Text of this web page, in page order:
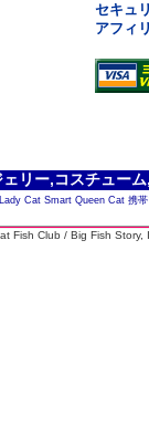
セキュ
アフィ
リー,コスチュー
Lady Cat Smart Queen Cat 携
Fish Club / Big Fish Story,